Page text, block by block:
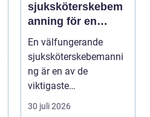
sjuksköterskebem
anning för en
tryggare vård
En välfungerande
sjuksköterskebemanni
ng är en av de
viktigaste
förutsättningarna för
30 juli 2026